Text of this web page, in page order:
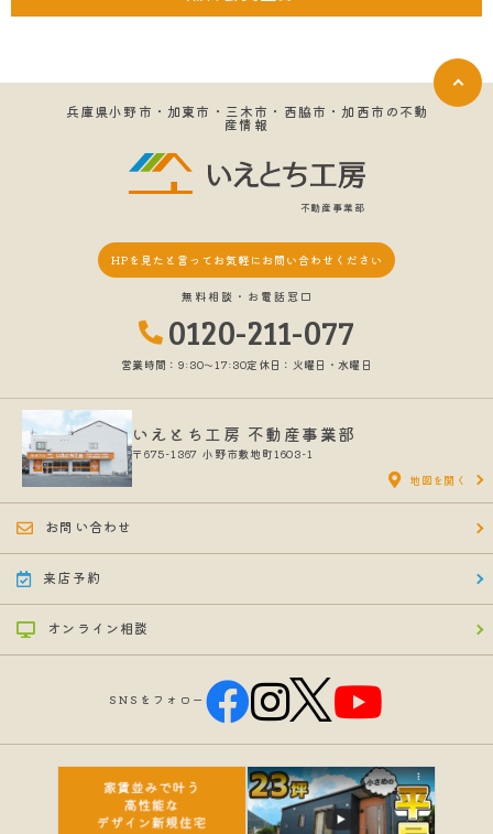
兵庫県小野市・加東市・三木市・西脇市・加西市の不動
産情報
不動産事業部
HPを見たと言って お気軽にお問い合わせください
無料相談・お電話窓口
0120-211-077
営業時間：9:30〜17:30定休日：火曜日・水曜日
いえとち工房 不動産事業部
〒675-1367 小野市敷地町1603-1
地図を開く
お問い合わせ
来店予約
オンライン相談
SNSをフォロー